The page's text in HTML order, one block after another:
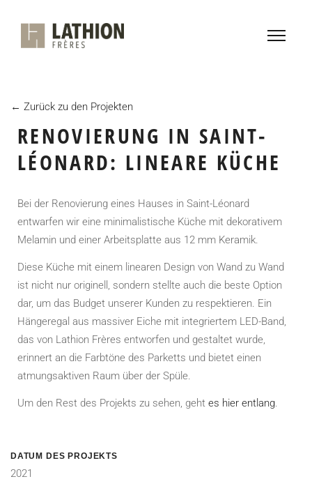
← Zurück zu den Projekten
RENOVIERUNG IN SAINT-
LÉONARD: LINEARE KÜCHE
Bei der Renovierung eines Hauses in Saint-Léonard
entwarfen wir eine minimalistische Küche mit dekorativem
Melamin und einer Arbeitsplatte aus 12 mm Keramik.
Diese Küche mit einem linearen Design von Wand zu Wand
ist nicht nur originell, sondern stellte auch die beste Option
dar, um das Budget unserer Kunden zu respektieren. Ein
Hängeregal aus massiver Eiche mit integriertem LED-Band,
das von Lathion Frères entworfen und gestaltet wurde,
erinnert an die Farbtöne des Parketts und bietet einen
atmungsaktiven Raum über der Spüle.
Um den Rest des Projekts zu sehen, geht es hier entlang.
DATUM DES PROJEKTS
2021